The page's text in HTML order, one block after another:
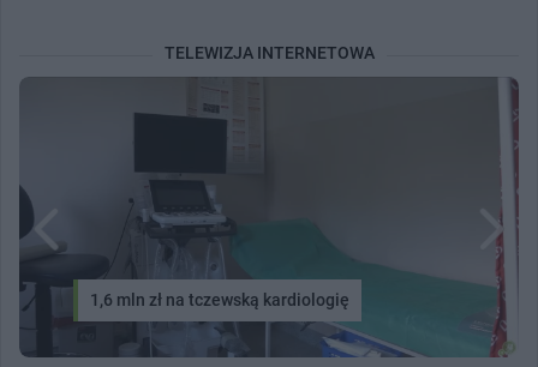
TELEWIZJA INTERNETOWA
1,6 mln zł na tczewską kardiologię